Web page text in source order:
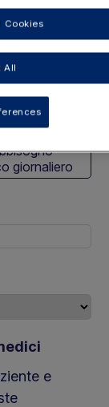
giornaliero
e
All
Cookies